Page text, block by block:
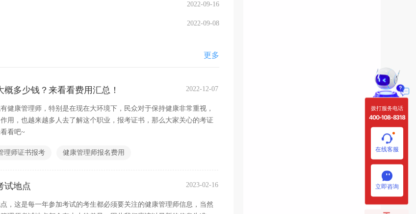
2022-09-16
2022-09-08
更多
多少钱？来看看费用汇总！ 2022-12-07
健康管理师，特别是在现在大环境下，民众对于保持健康非常重视，
用，也越来越多人去了解这个职业，报考证书，那么大家关心的考证
看吧~
理师证书报考 健康管理师报名费用
试地点 2023-02-16
，这是每一年参加考试的考生都必须要关注的健康管理师信息，当然
拨打服务电话
400-108-8318
在线客服
立即咨询